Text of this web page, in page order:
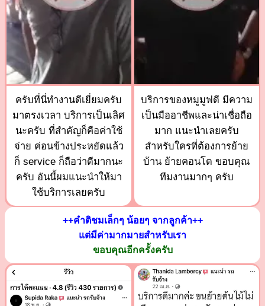
ครับที่นี่ทำงานดีเยี่ยมครับ
มาตรงเวลา บริการเป็นเลิศ
นะครับ ที่สำคัญก็คือค่าใช้
จ่าย ค่อนข้างประหยัดแล้ว
ก็ service ก็ถือว่าดีมากนะ
ครับ อันนี้ผมแนะนำให้มา
ใช้บริการเลยครับ
บริการของหมูมูฟดี มีความ
เป็นมืออาชีพและน่าเชื่อถือ
มาก แนะนำเลยครับ
สำหรับใครที่ต้องการย้าย
บ้าน ย้ายคอนโด ขอบคุณ
ทีมงานมากๆ ครับ
++คำติชมเล็กๆ น้อยๆ จากลูกค้า++
แต่มีค่ามากมายสำหรับเรา
ขอบคุณอีกครั้งครับ